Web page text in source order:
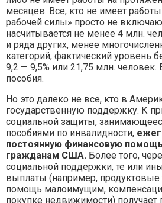
месяцев. Все, кто не имеет
рабочей силы» просто не
насчитывается не менее 4 млн.
и ряда других, менее
категорий, фактический уровень
9,2 — 9,5% или 21,75 млн. человек.
пособия.
Но это далеко не все, кто в
государственную поддержку. К
социальной защиты,
пособиями по инвалидности,
постоянную финансовую
гражданам США. Более того,
социальной поддержки, те или
выплаты (например,
помощь малоимущим,
покупке недвижимости) получает